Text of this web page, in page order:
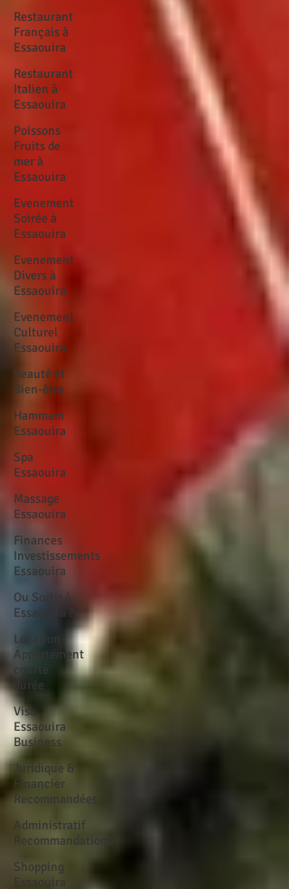
Restaurant
Français à
Essaouira
Restaurant
Italien à
Essaouira
Poissons
Fruits de
mer à
Essaouira
Evenement
Soirée à
Essaouira
Evenement
Divers à
Essaouira
Evenement
Culturel
Essaouira
Beauté et
Bien-être
Hammam
Essaouira
Spa
Essaouira
Massage
Essaouira
Finances
Investissements
Essaouira
Ou Sortir à
Essaouira ?
Location
Appartement
courte
durée
Visa
Essaouira
Business
Juridique &
Financier
Recommandées
Administratif
Recommandations
Shopping
Essaouira